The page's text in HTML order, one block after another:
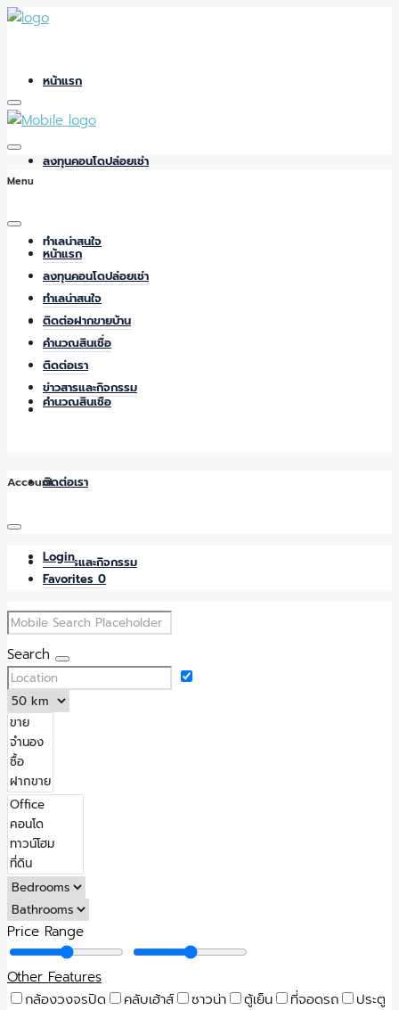
หน้าแรก
ลงทุนคอนโดปล่อยเช่า
ทำเลน่าสนใจ
ติดต่อฝากขายบ้าน
คำนวณสินเชื่อ
ติดต่อเรา
ข่าวสารและกิจกรรม
Menu
หน้าแรก
ลงทุนคอนโดปล่อยเช่า
ทำเลน่าสนใจ
ติดต่อฝากขายบ้าน
คำนวณสินเชื่อ
ติดต่อเรา
ข่าวสารและกิจกรรม
Account
Login
Favorites 0
Search
Price Range
Other Features
กล้องวงจรปิด
คลับเฮ้าส์ ซาวน่า ตู้เย็น ที่จอดรถ
ประตู